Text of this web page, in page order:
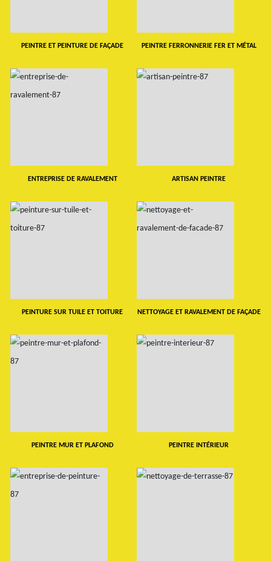
PEINTRE ET PEINTURE DE FAÇADE PEINTRE FERRONNERIE FER ET MÉTAL
ENTREPRISE DE RAVALEMENT ARTISAN PEINTRE
PEINTURE SUR TUILE ET TOITURE NETTOYAGE ET RAVALEMENT DE FAÇADE
PEINTRE MUR ET PLAFOND PEINTRE INTÉRIEUR